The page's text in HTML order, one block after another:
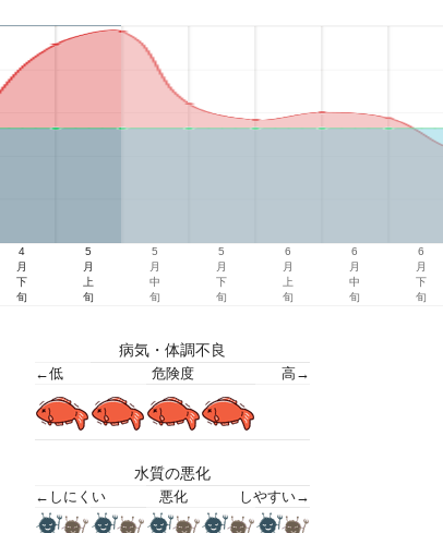
4
月
下
旬
5
月
上
旬
5
月
中
旬
5
月
下
旬
6
月
上
旬
6
月
中
旬
6
月
下
旬
病気・体調不良
←低 危険度 高→
水質の悪化
←しにくい 悪化 しやすい→